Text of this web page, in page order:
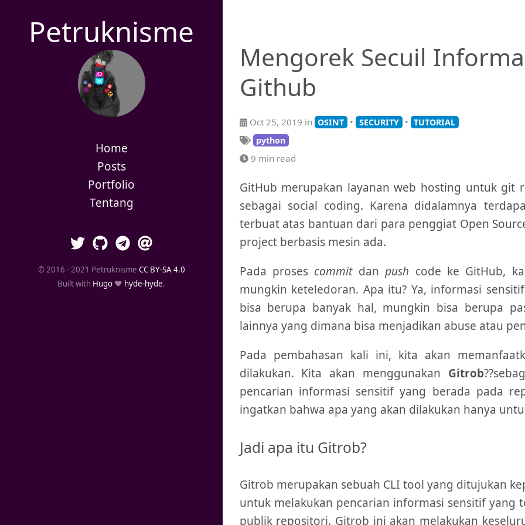
Petruknisme
Home
Posts
Portfolio
Tentang
© 2016 - 2021 Petruknisme CC BY-SA 4.0
Built with Hugo ❤️ hyde-hyde.
Mengorek Secuil
Github
Oct 25, 2019 in OSINT • SECURITY • TUTORIAL
python
9 min read
GitHub merupakan layanan web hosting untuk git
sebagai social coding. Karena didalamnya
terbuat atas bantuan dari para penggiat Open
project berbasis mesin ada.
Pada proses commitdanpush code ke GitHub,
mungkin keteledoran. Apa itu? Ya, informasi
bisa berupa banyak hal, mungkin bisa berupa
lainnya yang dimana bisa menjadikan abuse atau
Pada pembahasan kali ini, kita akan
dilakukan. Kita akan menggunakan Gitrob
pencarian informasi sensitif yang berada pada
ingatkan bahwa apa yang akan dilakukan hanya
Jadi apa itu Gitrob?
Gitrob merupakan sebuah CLI tool yang ditujukan
untuk melakukan pencarian informasi sensitif yang
publik repositori. Gitrob ini akan melakukan